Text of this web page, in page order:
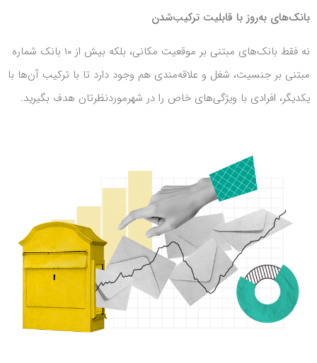
بانک‌های به‌روز با قابلیت ترکیب‌شدن
نه فقط بانک‌های مبتنی بر موقعیت مکانی، بلکه بیش از ۱۰ بانک شماره
مبتنی بر جنسیت، شغل و علاقه‌مندی هم وجود دارد تا با ترکیب آن‌ها با
یکدیگر، افرادی با ویژگی‌های خاص را در شهرموردنظرتان هدف بگیرید.